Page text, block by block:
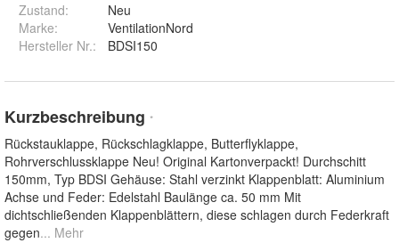
Zustand:
Neu
Marke:
VentilationNord
Hersteller Nr.:
BDSI150
Kurzbeschreibung *
Rückstauklappe, Rückschlagklappe, Butterflyklappe,
Rohrverschlussklappe Neu! Original Kartonverpackt! Durchschitt
150mm, Typ BDSI Gehäuse: Stahl verzinkt Klappenblatt: Aluminium
Achse und Feder: Edelstahl Baulänge ca. 50 mm Mit
dichtschließenden Klappenblättern, diese schlagen durch Federkraft
gegen... Mehr